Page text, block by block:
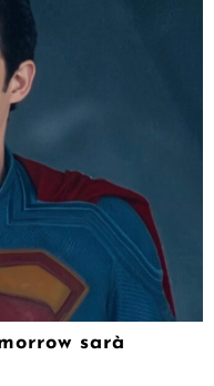
sarà